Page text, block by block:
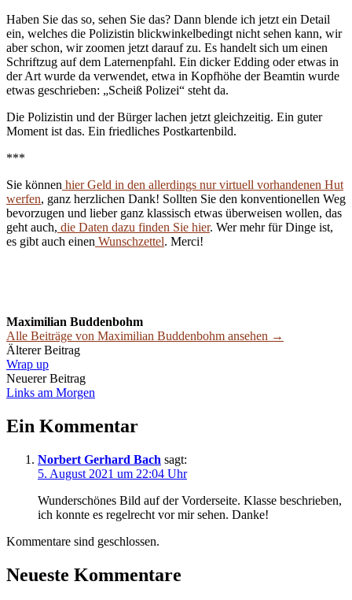
Haben Sie das so, sehen Sie das? Dann blende ich jetzt ein Detail
ein, welches die Polizistin blickwinkelbedingt nicht sehen kann, wir
aber schon, wir zoomen jetzt darauf zu. Es handelt sich um einen
Schriftzug auf dem Laternenpfahl. Ein dicker Edding oder etwas in
der Art wurde da verwendet, etwa in Kopfhöhe der Beamtin wurde
etwas geschrieben: „Scheiß Polizei“ steht da.
Die Polizistin und der Bürger lachen jetzt gleichzeitig. Ein guter
Moment ist das. Ein friedliches Postkartenbild.
***
Sie können hier Geld in den allerdings nur virtuell vorhandenen Hut
werfen, ganz herzlichen Dank! Sollten Sie den konventionellen Weg
bevorzugen und lieber ganz klassisch etwas überweisen wollen, das
geht auch, die Daten dazu finden Sie hier. Wer mehr für Dinge ist,
es gibt auch einen Wunschzettel. Merci!
Maximilian Buddenbohm
Alle Beiträge von Maximilian Buddenbohm ansehen →
Beitrags-
Navigation
Älterer Beitrag
Wrap up
Neuerer Beitrag
Links am Morgen
Ein Kommentar
Norbert Gerhard Bach sagt:
5. August 2021 um 22:04 Uhr
Wunderschönes Bild auf der Vorderseite. Klasse beschrieben,
ich konnte es regelrecht vor mir sehen. Danke!
Kommentare sind geschlossen.
Neueste Kommentare